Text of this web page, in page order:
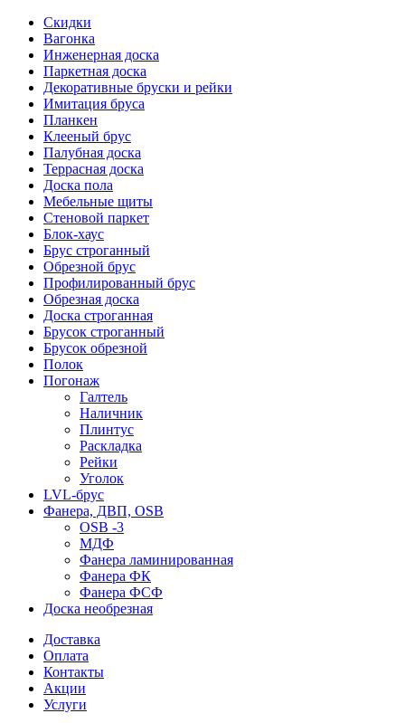
Скидки
Вагонка
Инженерная доска
Паркетная доска
Декоративные бруски и рейки
Имитация бруса
Планкен
Клееный брус
Палубная доска
Террасная доска
Доска пола
Мебельные щиты
Стеновой паркет
Блок-хаус
Брус строганный
Обрезной брус
Профилированный брус
Обрезная доска
Доска строганная
Брусок строганный
Брусок обрезной
Полок
Погонаж
Галтель
Наличник
Плинтус
Раскладка
Рейки
Уголок
LVL-брус
Фанера, ДВП, OSB
OSB -3
МДФ
Фанера ламинированная
Фанера ФК
Фанера ФСФ
Доска необрезная
Доставка
Оплата
Контакты
Акции
Услуги